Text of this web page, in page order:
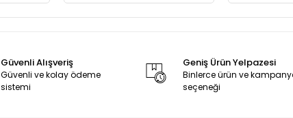
Güvenli Alışveriş
Güvenli ve kolay ödeme
sistemi
Geniş Ürün Yelpazesi
Binlerce ürün ve
seçeneği